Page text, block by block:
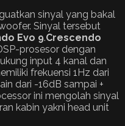
sinyal yang bakal
Sinyal tersebut
Evo 9.Crescendo
prosesor dengan
input 4 kanal dan
frekuensi 1Hz dari
dari -16dB sampai +
ini mengolah sinyal
kabin yakni head unit